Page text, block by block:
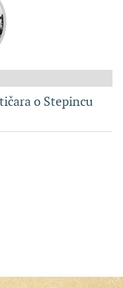
o Stepincu